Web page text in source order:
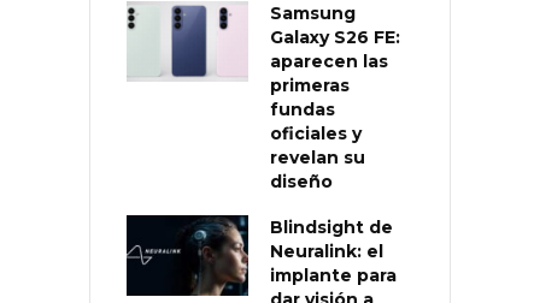
Samsung
Galaxy S26 FE:
aparecen las
primeras
fundas
oficiales y
revelan su
diseño
Blindsight de
Neuralink: el
implante para